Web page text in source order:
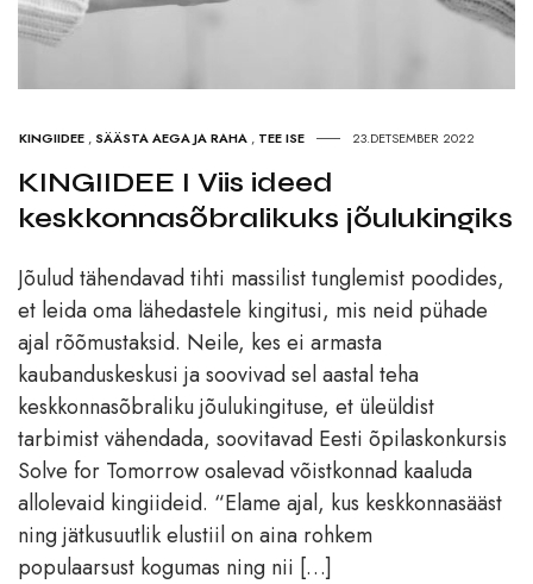
KINGIIDEE , SÄÄSTA AEGA JA RAHA , TEE ISE 23.DETSEMBER 2022
KINGIIDEE I Viis ideed
keskkonnasõbralikuks jõulukingiks
Jõulud tähendavad tihti massilist tunglemist poodides,
et leida oma lähedastele kingitusi, mis neid pühade
ajal rõõmustaksid. Neile, kes ei armasta
kaubanduskeskusi ja soovivad sel aastal teha
keskkonnasõbraliku jõulukingituse, et üleüldist
tarbimist vähendada, soovitavad Eesti õpilaskonkursis
Solve for Tomorrow osalevad võistkonnad kaaluda
allolevaid kingiideid. “Elame ajal, kus keskkonnasääst
ning jätkusuutlik elustiil on aina rohkem
populaarsust kogumas ning nii […]